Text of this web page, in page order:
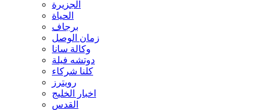
الجزيرة
الحیاة
برجاف
زمان الوصل
وکالة سانا
دوتشه فیلة
کلنا شرکاء
رويترز
اخبار الخلیج
القدس